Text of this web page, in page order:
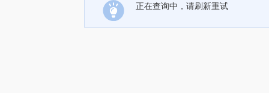
正在查询中，请刷新重试